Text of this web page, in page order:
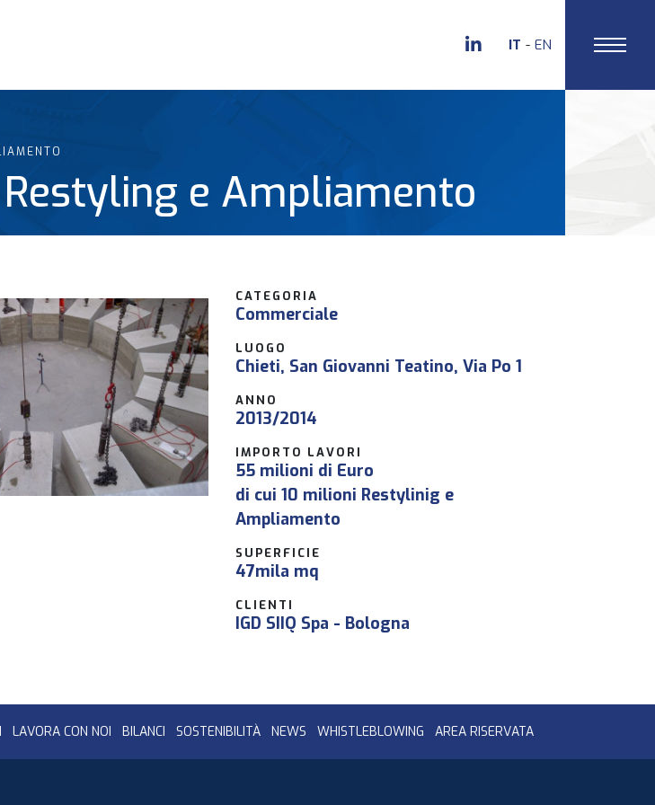
IT EN
Restyling e Ampliamento
CATEGORIA
Commerciale
LUOGO
Chieti, San Giovanni Teatino, Via Po 1
ANNO
2013/2014
IMPORTO LAVORI
55 milioni di Euro
di cui 10 milioni Restylinig e
Ampliamento
SUPERFICIE
47mila mq
CLIENTI
IGD SIIQ Spa - Bologna
LAVORA CON NOI BILANCI SOSTENIBILITÀ NEWS WHISTLEBLOWING AREA RISERVATA